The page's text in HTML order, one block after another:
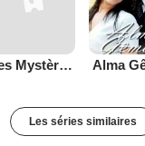
Les Mystères de Lisbonne Alma
Les séries similaires